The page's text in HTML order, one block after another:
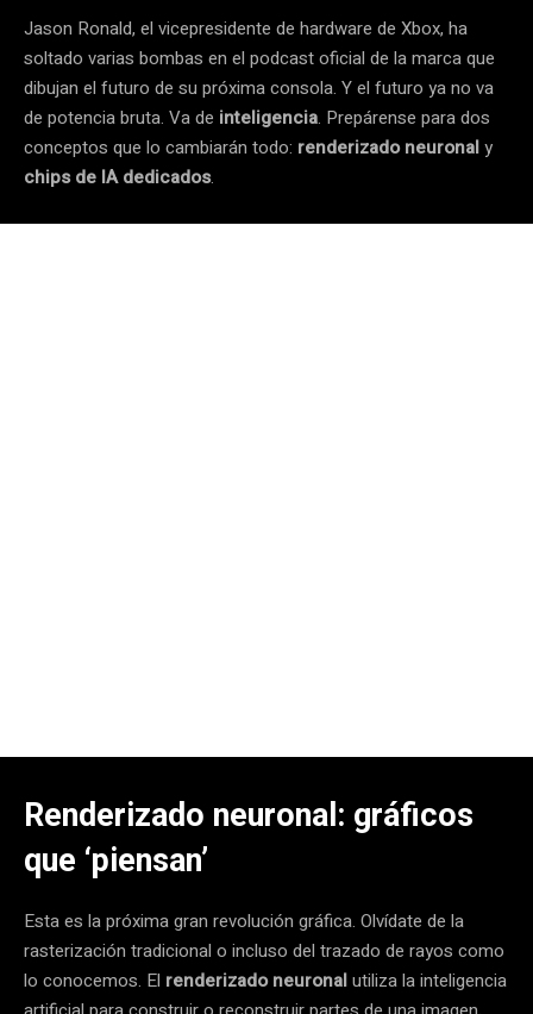
Jason Ronald, el vicepresidente de hardware de Xbox, ha
soltado varias bombas en el podcast oficial de la marca que
dibujan el futuro de su próxima consola. Y el futuro ya no va
de potencia bruta. Va de inteligencia. Prepárense para dos
conceptos que lo cambiarán todo: renderizado neuronaly
chips de IA dedicados.
Renderizado neuronal: gráficos
que ‘piensan’
Esta es la próxima gran revolución gráfica. Olvídate de la
rasterización tradicional o incluso del trazado de rayos como
lo conocemos. El renderizado neuronalutiliza la inteligencia